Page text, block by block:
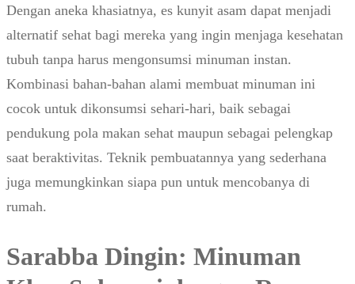
Dengan aneka khasiatnya, es kunyit asam dapat menjadi
alternatif sehat bagi mereka yang ingin menjaga kesehatan
tubuh tanpa harus mengonsumsi minuman instan.
Kombinasi bahan-bahan alami membuat minuman ini
cocok untuk dikonsumsi sehari-hari, baik sebagai
pendukung pola makan sehat maupun sebagai pelengkap
saat beraktivitas. Teknik pembuatannya yang sederhana
juga memungkinkan siapa pun untuk mencobanya di
rumah.
Sarabba Dingin: Minuman